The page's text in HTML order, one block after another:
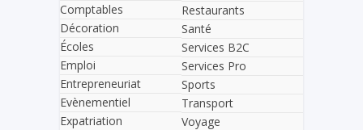
Comptables
Décoration
Écoles
Emploi
Entrepreneuriat
Evènementiel
Expatriation
Restaurants
Santé
Services B2C
Services Pro
Sports
Transport
Voyage